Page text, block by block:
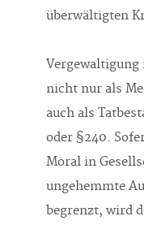
überwältigten
Vergewaltigung
nicht nur als
auch als
oder §240.
Moral in
ungehemmte
begrenzt, wird